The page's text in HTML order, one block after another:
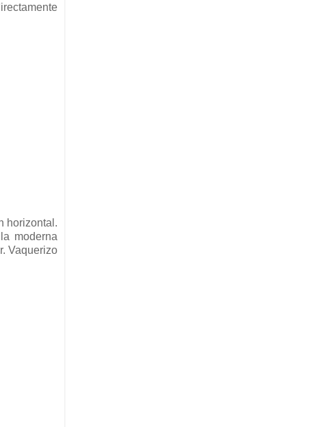
horizontal.
moderna
Vaquerizo